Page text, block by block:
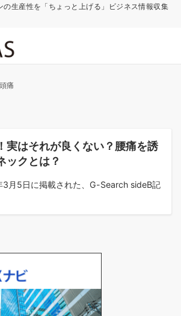
の生産性を「ちょっと上げる」ビジネス情報収集
頭痛
実はそれが良くない？腰痛を誘
ックとは？
月5日に掲載された、G-Search sideB記